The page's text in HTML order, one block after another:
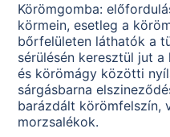
Körömgomba:
körmein, esetleg a
bőrfelületen láthatók a
sérülésén keresztül jut
és körömágy közötti
sárgásbarna
barázdált körömfelszín,
morzsalékok.